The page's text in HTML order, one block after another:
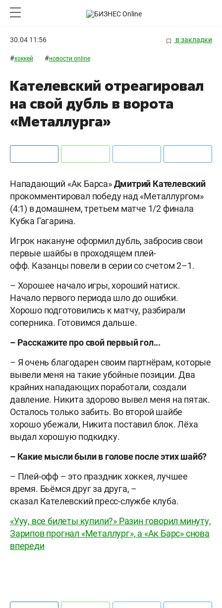
30.04 11:56 в закладки
#хоккей #новости online
Кателевский отреагировал
на свой дубль в ворота
«Металлурга»
Нападающий «Ак Барса»Дмитрий Кателевский
прокомментировал победу над «Металлургом»
(4:1) в домашнем, третьем матче 1/2 финала
Кубка Гагарина.
Игрок накануне оформил дубль, забросив свои
первые шайбы в проходящем плей-
офф. Казанцы повели в серии со счетом 2–1.
– Хорошее начало игры, хороший натиск.
Начало первого периода шло до ошибки.
Хорошо подготовились к матчу, разбирали
соперника. Готовимся дальше.
– Расскажите про свой первый гол...
– Я очень благодарен своим партнёрам, которые
вывели меня на такие убойные позиции. Два
крайних нападающих поработали, создали
давление. Никита здорово вывел меня на пятак.
Осталось только забить. Во второй шайбе
хорошо убежали, Никита поставил блок. Лёха
выдал хорошую подкидку.
– Какие мысли были в голове после этих шайб?
– Плей-офф – это праздник хоккея, лучшее
время. Бьёмся друг за друга, –
сказал Кателевский пресс-службе клуба.
«Ууу, все билеты купили?» Разин говорил минуту,
Зарипов прогнал «Металлург», а «Ак Барс» снова
впереди